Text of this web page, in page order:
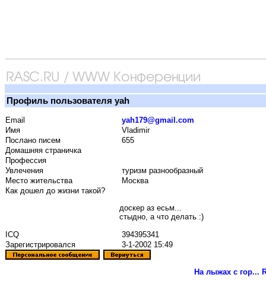
Профиль пользователя yah
Email
yah179@gmail.com
Имя
Vladimir
Послано писем
655
Домашняя страничка
Профессия
Увлечения
туризм разнообразный
Место жительства
Москва
Как дошел до жизни такой?
доскер аз есьм...
стыдно, а что делать :)
ICQ
394395341
Зарегистрировался
3-1-2002 15:49
На лыжах с гор...